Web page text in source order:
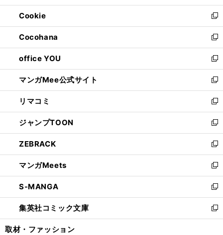
開
く
ウ
で
開
く
ン
ド
ウ
で
開
く
ウ
ィ
ン
ド
ウ
で
開
く
Cookie
新
し
い
ウ
ィ
ン
ド
ウ
で
開
く
Cocohana
新
し
い
ウ
ィ
ン
ド
ウ
で
開
く
office YOU
新
し
い
ウ
ィ
ン
ド
ウ
で
開
く
マンガMee公式サイト
新
し
い
ウ
ィ
ン
ド
ウ
で
開
く
リマコミ
新
し
い
ウ
ィ
ン
ド
ウ
で
開
く
ジャンプTOON
新
し
い
ウ
ィ
ン
ド
ウ
で
開
ZEBRACK
新
し
い
ウ
ィ
ン
ド
ウ
マンガMeets
新
し
い
ウ
ィ
ン
S-MANGA
新
し
い
ウ
集英社コミック文庫
新
し
取材・ファッション